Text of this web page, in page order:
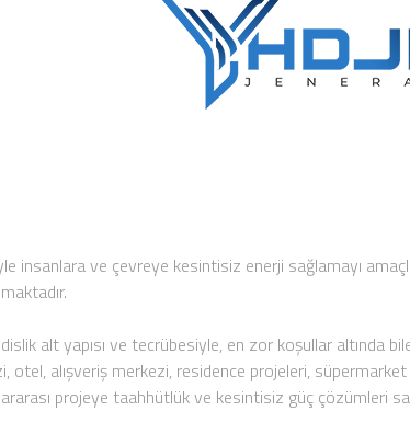
insanlara ve çevreye kesintisiz enerji sağlamayı
alt yapısı ve tecrübesiyle, en zor koşullar altında
alışveriş merkezi, residence projeleri,
projeye taahhütlük ve kesintisiz güç çözümleri